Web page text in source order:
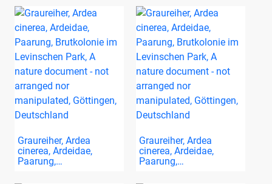
Graureiher, Ardea
cinerea, Ardeidae,
Paarung,…
Graureiher, Ardea
cinerea, Ardeidae,
Paarung,…